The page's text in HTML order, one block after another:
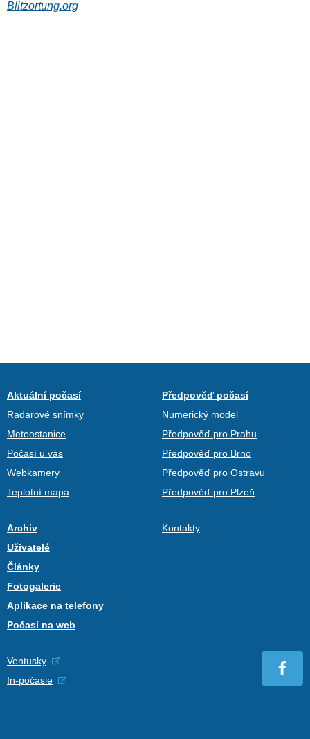
Blitzortung.org
Aktuální počasí
Radarové snímky
Meteostanice
Počasí u vás
Webkamery
Teplotní mapa
Předpověď počasí
Numerický model
Předpověď pro Prahu
Předpověď pro Brno
Předpověď pro Ostravu
Předpověď pro Plzeň
Archiv
Uživatelé
Články
Fotogalerie
Aplikace na telefony
Počasí na web
Kontakty
Ventusky
In-počasie